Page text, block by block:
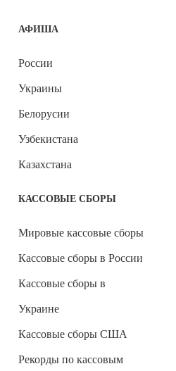
АФИША
России
Украины
Белорусии
Узбекистана
Казахстана
КАССОВЫЕ СБОРЫ
Мировые кассовые сборы
Кассовые сборы в России
Кассовые сборы в
Украине
Кассовые сборы США
Рекорды по кассовым